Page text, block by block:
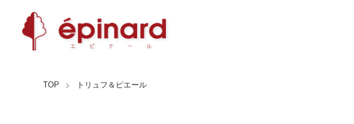
TOP トリュフ＆ピエール